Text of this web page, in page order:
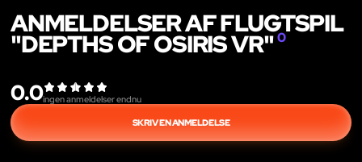
ANMELDELSER AF FLUGTSPIL
"DEPTHS OF OSIRIS VR"0
0.0ingen anmeldelser endnu
SKRIV EN ANMELDELSE